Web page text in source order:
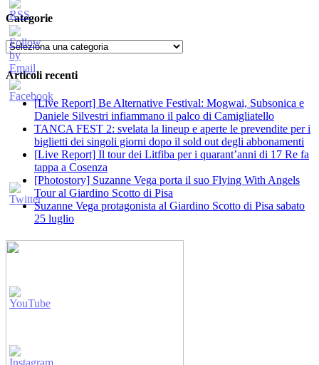
Categorie
Categorie
Articoli recenti
[Live Report] Be Alternative Festival: Mogwai, Subsonica e
Daniele Silvestri infiammano il palco di Camigliatello
TANCA FEST 2: svelata la lineup e aperte le prevendite per i
biglietti dei singoli giorni dopo il sold out degli abbonamenti
[Live Report] Il tour dei Litfiba per i quarant’anni di 17 Re fa
tappa a Cosenza
[Photostory] Suzanne Vega porta il suo Flying With Angels
Tour al Giardino Scotto di Pisa
Suzanne Vega protagonista al Giardino Scotto di Pisa sabato
25 luglio